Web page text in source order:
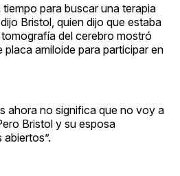
para buscar una terapia
Bristol, quien dijo que estaba
del cerebro mostró
placa amiloide para participar en
ahora no significa que no voy a
Bristol y su esposa